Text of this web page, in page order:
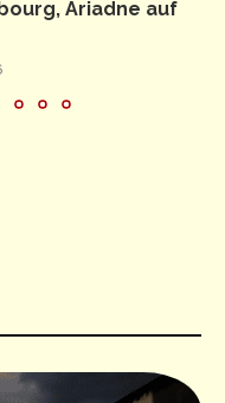
Ariadne auf